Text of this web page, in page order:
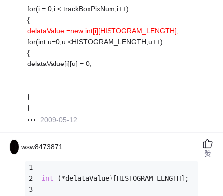
for(i = 0;i < trackBoxPixNum;i++)
{
delataValue =new int[i][HISTOGRAM_LENGTH];
for(int u=0;u <HISTOGRAM_LENGTH;u++)
{
delataValue[i][u] = 0;
}
}
2009-05-12
wsw8473871
int (*delataValue)[HISTOGRAM_LENGTH];
赞